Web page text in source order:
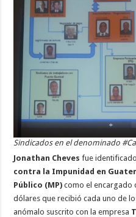
Sindicados en el denominado
Jonathan Cheves fue
contra la Impunidad en
Público (MP) como el encargado
dólares que recibió cada uno de
anómalo suscrito con la empresa